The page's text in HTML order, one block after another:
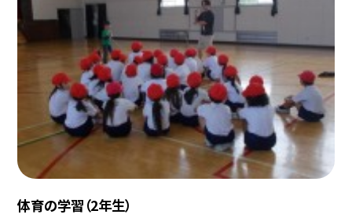
体育の学習（2年生）